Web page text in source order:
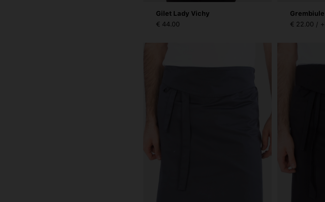
Gilet Lady Vichy
€ 44.00
€ 22.00 /